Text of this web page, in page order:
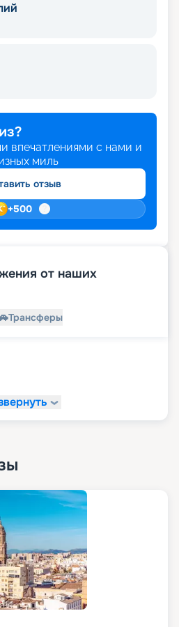
впечатлениями с нами и
миль
отзыв
+500
от наших
Трансферы